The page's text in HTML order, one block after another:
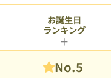
No.5
お誕生日
ランキング